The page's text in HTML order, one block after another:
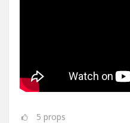
5 props